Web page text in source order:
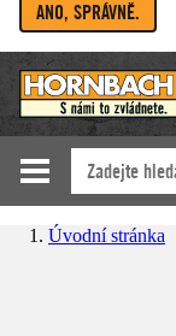
ANO, SPRÁVNĚ.
Úvodní stránka